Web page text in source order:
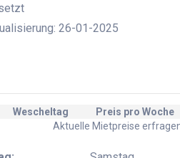
26-01-2025
Wescheltag Preis pro Woche
Aktuelle Mietpreise